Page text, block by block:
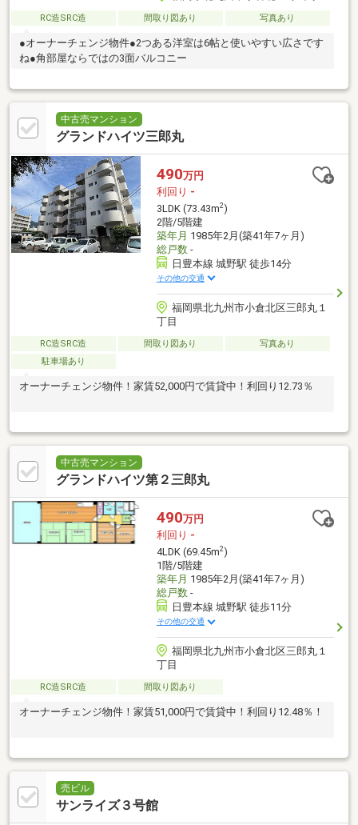
RC造SRC造 間取り図あり 写真あり
●オーナーチェンジ物件●2つある洋室は6帖と使いやすい広さです
ね●角部屋ならではの3面バルコニー
中古売マンション
グランドハイツ三郎丸
490万円
利回り -
3LDK (73.43m2)
2階/5階建
築年月 1985年2月(築41年7ヶ月)
総戸数-
日豊本線 城野駅 徒歩14分
その他の交通
福岡県北九州市小倉北区三郎丸１
丁目
RC造SRC造 間取り図あり
写真あり
駐車場あり
オーナーチェンジ物件！家賃52,000円で賃貸中！利回り12.73％
中古売マンション
グランドハイツ第２三郎丸
490万円
利回り -
4LDK (69.45m2)
1階/5階建
築年月 1985年2月(築41年7ヶ月)
総戸数-
日豊本線 城野駅 徒歩11分
その他の交通
福岡県北九州市小倉北区三郎丸１
丁目
RC造SRC造 間取り図あり
オーナーチェンジ物件！家賃51,000円で賃貸中！利回り12.48％！
売ビル
サンライズ３号館